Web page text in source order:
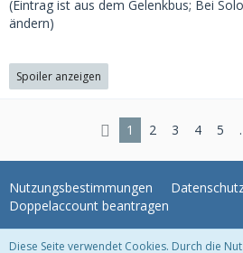
(Eintrag ist aus dem Gelenkbus; Bei
ändern)
Spoiler anzeigen
1 2 3 4 5
Nutzungsbestimmungen
Doppelaccount beantragen
Diese Seite verwendet Cookies. Durch die